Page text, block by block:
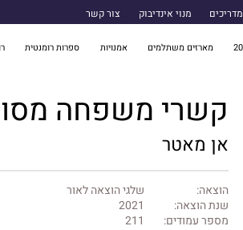
מדריכים מנוי אינדיבוק צור קשר
מארזים משתלמים אמנויות ספרות רומנטית
קשרי משפחה
אן מאטר
הוצאה:
שלגי הוצאה לאור
שנת הוצאה:
2021
מספר עמודים:
211